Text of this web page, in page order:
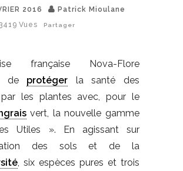
2016
Patrick Mioulane
Vues Partager
française Nova-Flore
de protéger la santé des
les plantes avec, pour le
vert, la nouvelle gamme
Utiles ». En agissant sur
des sols et de la
, six espèces pures et trois